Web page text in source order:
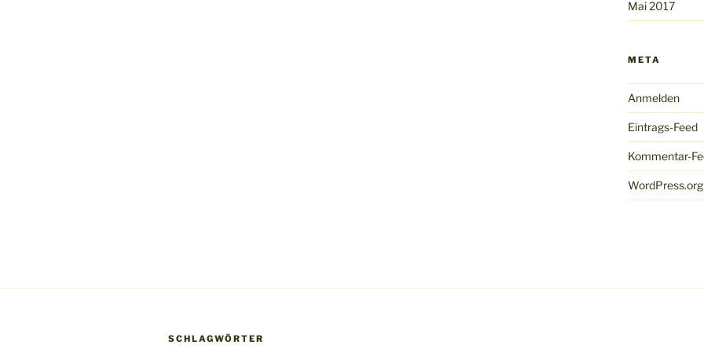
Mai 2017
META
Anmelden
Eintrags-Feed
Kommentar-
WordPress.org
SCHLAGWÖRTER